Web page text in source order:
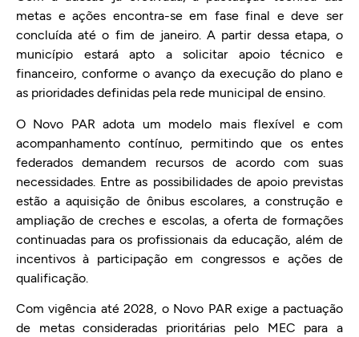
metas e ações encontra-se em fase final e deve ser
concluída até o fim de janeiro. A partir dessa etapa, o
município estará apto a solicitar apoio técnico e
financeiro, conforme o avanço da execução do plano e
as prioridades definidas pela rede municipal de ensino.
O Novo PAR adota um modelo mais flexível e com
acompanhamento contínuo, permitindo que os entes
federados demandem recursos de acordo com suas
necessidades. Entre as possibilidades de apoio previstas
estão a aquisição de ônibus escolares, a construção e
ampliação de creches e escolas, a oferta de formações
continuadas para os profissionais da educação, além de
incentivos à participação em congressos e ações de
qualificação.
Com vigência até 2028, o Novo PAR exige a pactuação
de metas consideradas prioritárias pelo MEC para a